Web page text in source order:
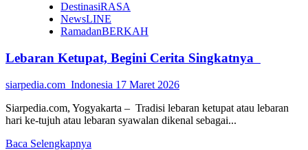
DestinasiRASA
NewsLINE
RamadanBERKAH
Lebaran Ketupat, Begini Cerita Singkatnya
siarpedia.com_Indonesia 17 Maret 2026
Siarpedia.com, Yogyakarta – Tradisi lebaran ketupat atau lebaran
hari ke-tujuh atau lebaran syawalan dikenal sebagai...
Baca Selengkapnya